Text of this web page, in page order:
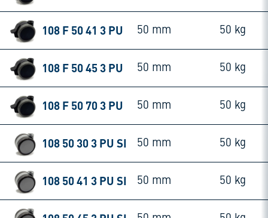
108 F 50 41 3 PU 50 mm 50 kg
108 F 50 45 3 PU 50 mm 50 kg
108 F 50 70 3 PU 50 mm 50 kg
108 50 30 3 PU SI 50 mm 50 kg
108 50 41 3 PU SI 50 mm 50 kg